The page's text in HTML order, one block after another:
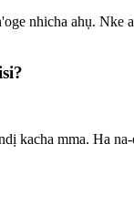
nhicha ahụ. Nke
kacha mma. Ha